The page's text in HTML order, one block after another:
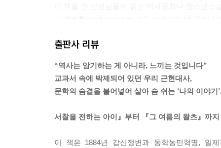
고 유쾌한 이야기보다는 아픈 이야기가 더 많습니
되어 주는 부모님과 선생님들 그리고 지금을 살아
--- 본문 중에서
출판사 리뷰
“역사는 암기하는 게 아니라, 느끼는 것입니다”
교과서 속에 박제되어 있던 우리 근현대사,
문학의 숨결을 불어넣어 살아 숨 쉬는 ‘나의 이야기
서찰을 전하는 아이』부터 『그 여름의 왈츠』까지
이 책은 1884년 갑신정변과 동학농민혁명, 일